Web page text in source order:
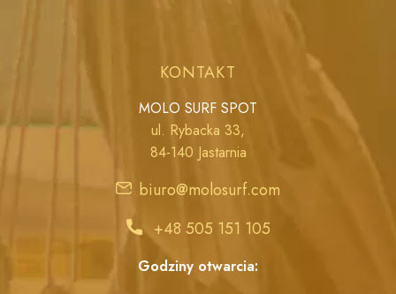
KONTAKT
MOLO SURF SPOT
ul. Rybacka 33,
84-140 Jastarnia
biuro@molosurf.com
+48 505 151 105
Godziny otwarcia: